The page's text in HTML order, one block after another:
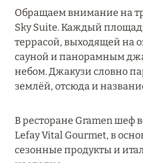
Подробнее
04 апреля 2025
ATLANTIS THE PALM:
Подробнее
Обращаем внимание на
Sky Suite. Каждый
террасой, выходящей на
сауной и панорамным
небом. Джакузи словно
землёй, отсюда и
В ресторане Gramen шеф
Lefay Vital Gourmet, в
сезонные продукты и